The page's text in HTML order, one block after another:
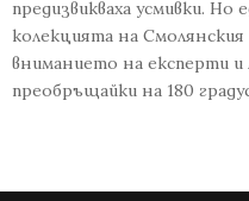
предизвикваха усмивки.
колекцията на
вниманието на експерти и
преобръщайки на 180